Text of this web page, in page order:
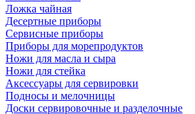
Ложка чайная
Десертные приборы
Сервисные приборы
Приборы для морепродуктов
Ножи для масла и сыра
Ножи для стейка
Аксессуары для сервировки
Подносы и мелочницы
Доски сервировочные и разделочные